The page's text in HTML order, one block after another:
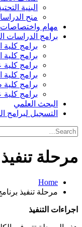
البنية
منح
مهام واختصاصات
برامج الدراسات
برامج
برامج كلية
برامج
برامج كلية
برامج
برامج
البحث العلمي
التسجيل لبرامج
Search
for:
مرحلة
Home
مرحلة تنفيذ
اجراءات التنفيذ